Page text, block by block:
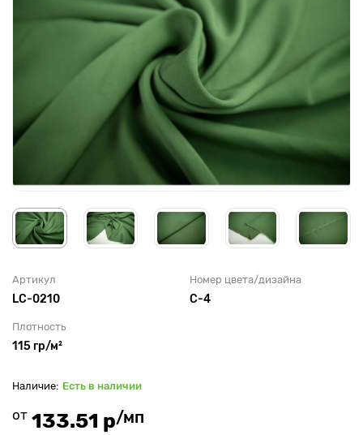
Артикул
LC-0210
Номер цвета/дизайна
С-4
Плотность
115 гр/м²
Есть в наличии
от 133.51 р/мп